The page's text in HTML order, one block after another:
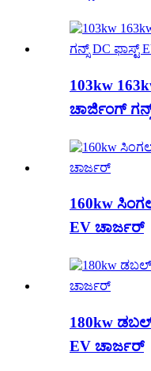
103kw
ಚಾರ್ಜಿಂಗ್
160kw
EV ಚಾರ್ಜರ್
180kw
EV ಚಾರ್ಜರ್